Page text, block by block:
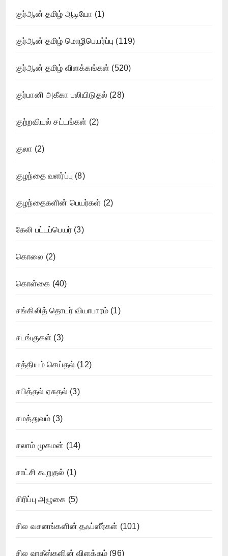
குர்ஆன் தமிழ் ஆடியோ (1)
குர்ஆன் தமிழ் மொழிபெயர்ப்பு (119)
குர்ஆன் தமிழ் விளக்கங்கள் (520)
குர்பானி அகீகா பலியிடுதல் (28)
குற்றவியல் சட்டங்கள் (2)
குலா (2)
குழந்தை வளர்ப்பு (8)
குழந்தைகளின் பெயர்கள் (2)
கேலி பட்டப்பெயர் (3)
கொலை (2)
கொள்கை (40)
சங்கிலித் தொடர் வியாபாரம் (1)
சடங்குகள் (3)
சத்தியம் செய்தல் (12)
சபித்தல் ஏசுதல் (3)
சமத்துவம் (3)
சலாம் முகமன் (14)
சாட்சி கூறுதல் (1)
சிரிப்பு அழுகை (5)
சில வசனங்களின் தஃப்ஸீர்கள் (101)
சில ஹதீஸ்களின் விளக்கம் (96)